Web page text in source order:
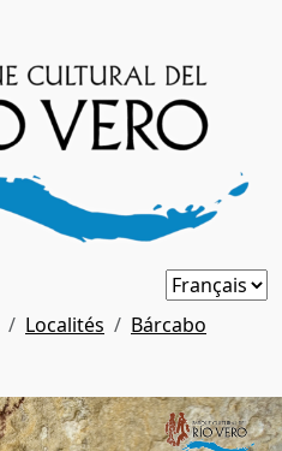
Localités
Bárcabo